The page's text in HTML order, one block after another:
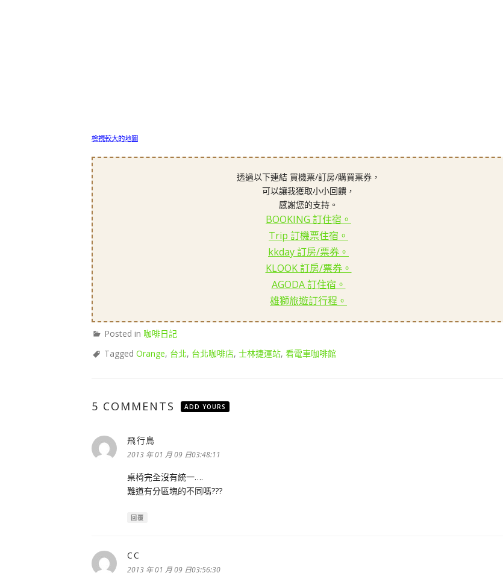
檢視較大的地圖
透過以下連結 買機票/訂房/購買票券，
可以讓我獲取小小回饋，
感謝您的支持。
BOOKING 訂住宿。
Trip 訂機票住宿。
kkday 訂房/票券。
KLOOK 訂房/票券。
AGODA 訂住宿。
雄獅旅遊訂行程。
Posted in 咖啡日記
Tagged Orange, 台北, 台北咖啡店, 士林捷運站, 看電車咖啡館
5 COMMENTS ADD YOURS
飛行鳥
示:
2013 年 01 月 09 日03:48:11
桌椅完全沒有統一….
難道有分區塊的不同嗎???
回覆
CC
示:
2013 年 01 月 09 日03:56:30